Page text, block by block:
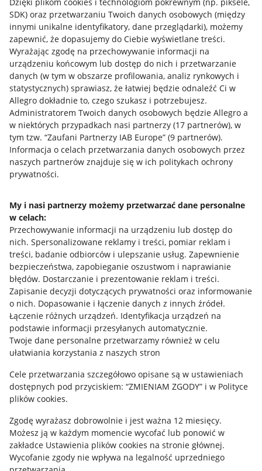
SDK) oraz przetwarzaniu Twoich danych osobowych (między
innymi unikalne identyfikatory, dane przeglądarki), możemy
zapewnić, że dopasujemy do Ciebie wyświetlane treści.
Wyrażając zgodę na przechowywanie informacji na
urządzeniu końcowym lub dostęp do nich i przetwarzanie
danych (w tym w obszarze profilowania, analiz rynkowych i
statystycznych) sprawiasz, że łatwiej będzie odnaleźć Ci w
Allegro dokładnie to, czego szukasz i potrzebujesz.
Administratorem Twoich danych osobowych będzie Allegro a
w niektórych przypadkach nasi partnerzy (17 partnerów), w
tym tzw. “Zaufani Partnerzy IAB Europe” (9 partnerów).
Informacja o celach przetwarzania danych osobowych przez
naszych partnerów znajduje się w ich politykach ochrony
prywatności.
My i nasi partnerzy możemy przetwarzać dane personalne
w celach:
Przechowywanie informacji na urządzeniu lub dostęp do
nich. Spersonalizowane reklamy i treści, pomiar reklam i
treści, badanie odbiorców i ulepszanie usług. Zapewnienie
bezpieczeństwa, zapobieganie oszustwom i naprawianie
błędów. Dostarczanie i prezentowanie reklam i treści.
Zapisanie decyzji dotyczących prywatności oraz informowanie
o nich. Dopasowanie i łączenie danych z innych źródeł.
Łączenie różnych urządzeń. Identyfikacja urządzeń na
podstawie informacji przesyłanych automatycznie.
Twoje dane personalne przetwarzamy również w celu
ułatwiania korzystania z naszych stron
Cele przetwarzania szczegółowo opisane są w ustawieniach
dostępnych pod przyciskiem: “ZMIENIAM ZGODY” i w Polityce
plików cookies.
Zgodę wyrażasz dobrowolnie i jest ważna 12 miesięcy.
Możesz ją w każdym momencie wycofać lub ponowić w
zakładce Ustawienia plików cookies na stronie głównej.
Wycofanie zgody nie wpływa na legalność uprzedniego
Przydatne informacje
Jak to działa
Allegro Gadane dla sprzedających
Allegro Gadane dla kupujących
Mapa miejscowości
Informacje prawne
Regulamin
Polityka plików "cookies"
Ustawienia plików "cookies"
Udostępnianie lokalizacji
Informacje dla Aktu o Usługach Cyfrowych
Pobierz aplikację